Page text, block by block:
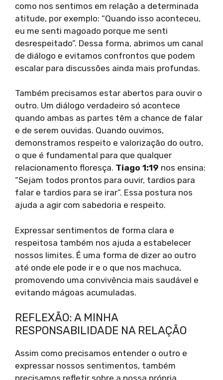
como nos sentimos em relação a determinada
atitude, por exemplo: “Quando isso aconteceu,
eu me senti magoado porque me senti
desrespeitado”. Dessa forma, abrimos um canal
de diálogo e evitamos confrontos que podem
escalar para discussões ainda mais profundas.
Também precisamos estar abertos para ouvir o
outro. Um diálogo verdadeiro só acontece
quando ambas as partes têm a chance de falar
e de serem ouvidas. Quando ouvimos,
demonstramos respeito e valorização do outro,
o que é fundamental para que qualquer
relacionamento floresça. Tiago 1:19 nos ensina:
“Sejam todos prontos para ouvir, tardios para
falar e tardios para se irar”. Essa postura nos
ajuda a agir com sabedoria e respeito.
Expressar sentimentos de forma clara e
respeitosa também nos ajuda a estabelecer
nossos limites. É uma forma de dizer ao outro
até onde ele pode ir e o que nos machuca,
promovendo uma convivência mais saudável e
evitando mágoas acumuladas.
REFLEXÃO: A MINHA
RESPONSABILIDADE NA RELAÇÃO
Assim como precisamos entender o outro e
expressar nossos sentimentos, também